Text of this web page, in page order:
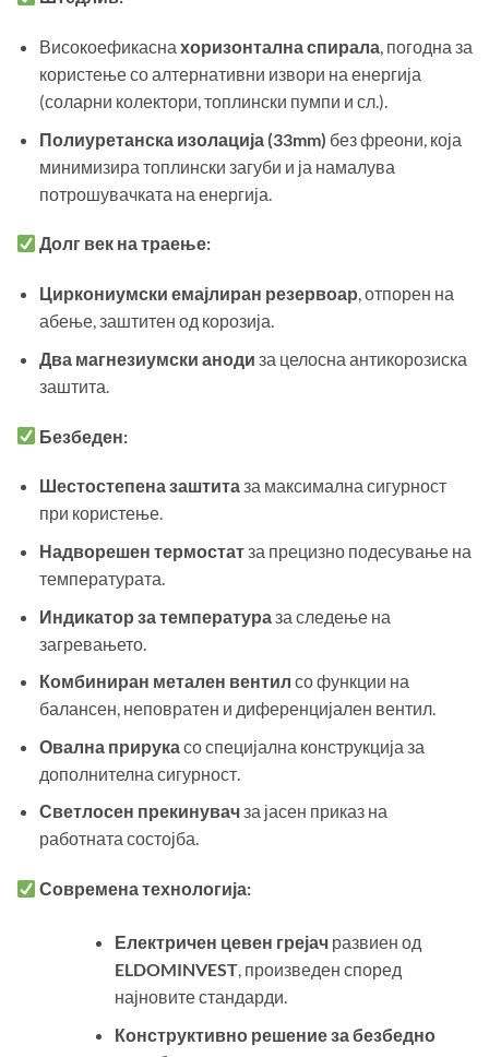
Високоефикасна хоризонтална спирала, погодна за
користење со алтернативни извори на енергија
(соларни колектори, топлински пумпи и сл.).
Полиуретанска изолација (33mm) без фреони, која
минимизира топлински загуби и ја намалува
потрошувачката на енергија.
Долг век на траење:
Циркониумски емајлиран резервоар, отпорен на
абење, заштитен од корозија.
Два магнезиумски аноди за целосна антикорозиска
заштита.
Безбеден:
Шестостепена заштитаза максимална сигурност
при користење.
Надворешен термостатза прецизно подесување на
температурата.
Индикатор за температура за следење на
загревањето.
Комбиниран метален вентил со функции на
балансен, неповратен и диференцијален вентил.
Овална прирука со специјална конструкција за
дополнителна сигурност.
Светлосен прекинувачза јасен приказ на
работната состојба.
Современа технологија:
Електричен цевен грејачразвиен од
ELDOMINVEST, произведен според
најновите стандарди.
Конструктивно решение за безбедно